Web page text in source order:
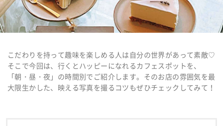
こだわりを持って趣味を楽しめる人は自分の世界があって素敵♡
そこで今回は、行くとハッピーになれるカフェスポットを、
「朝・昼・夜」の時間別でご紹介します。そのお店の雰囲気を最
大限生かした、映える写真を撮るコツもぜひチェックしてみて！